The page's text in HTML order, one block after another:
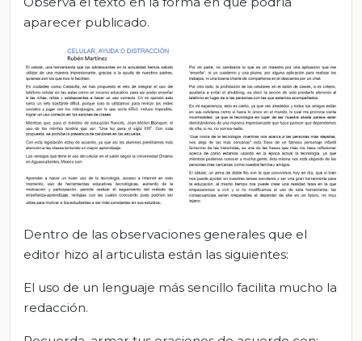
aparecer publicado.
Dentro de las observaciones generales que el
editor hizo al articulista están las siguientes:
El uso de un lenguaje más sencillo facilita mucho la
redacción.